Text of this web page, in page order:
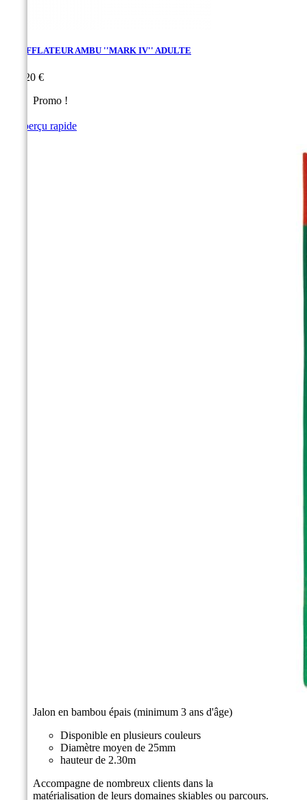
INSUFFLATEUR AMBU ''MARK IV'' ADULTE
206,20 €
Promo !
Aperçu rapide
Jalon en bambou épais (minimum 3 ans d'âge)
Disponible en plusieurs couleurs
Diamètre moyen de 25mm
hauteur de 2.30m
Accompagne de nombreux clients dans la
matérialisation de leurs domaines skiables ou parcours.